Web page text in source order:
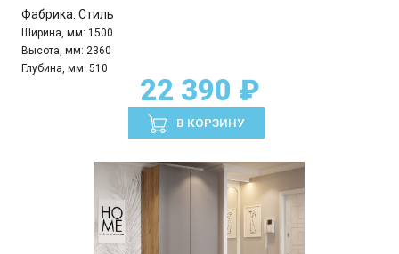
Фабрика: Стиль
Ширина, мм: 1500
Высота, мм: 2360
Глубина, мм: 510
22 390 ₽
В КОРЗИНУ